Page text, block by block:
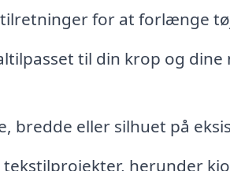
for at forlænge
til din krop og dine
bredde eller silhuet på
tekstilprojekter, herunder